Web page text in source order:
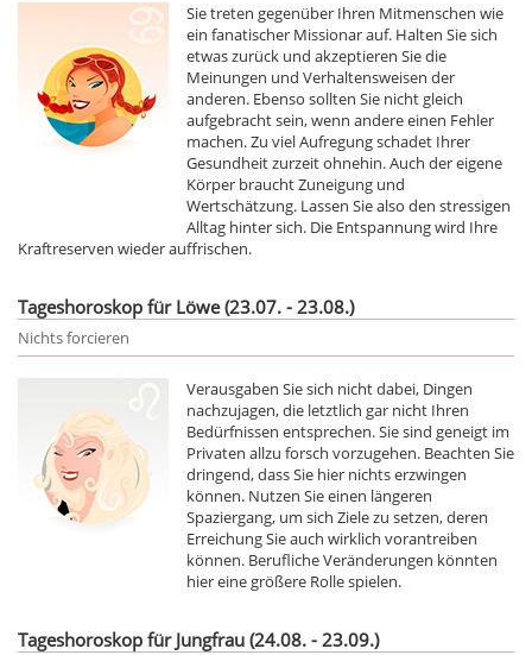
Sie treten gegenüber Ihren Mitmenschen wie
ein fanatischer Missionar auf. Halten Sie sich
etwas zurück und akzeptieren Sie die
Meinungen und Verhaltensweisen der
anderen. Ebenso sollten Sie nicht gleich
aufgebracht sein, wenn andere einen Fehler
machen. Zu viel Aufregung schadet Ihrer
Gesundheit zurzeit ohnehin. Auch der eigene
Körper braucht Zuneigung und
Wertschätzung. Lassen Sie also den stressigen
Alltag hinter sich. Die Entspannung wird Ihre
Kraftreserven wieder auffrischen.
Tageshoroskop für Löwe (23.07. - 23.08.)
Nichts forcieren
Verausgaben Sie sich nicht dabei, Dingen
nachzujagen, die letztlich gar nicht Ihren
Bedürfnissen entsprechen. Sie sind geneigt im
Privaten allzu forsch vorzugehen. Beachten Sie
dringend, dass Sie hier nichts erzwingen
können. Nutzen Sie einen längeren
Spaziergang, um sich Ziele zu setzen, deren
Erreichung Sie auch wirklich vorantreiben
können. Berufliche Veränderungen könnten
hier eine größere Rolle spielen.
Tageshoroskop für Jungfrau (24.08. - 23.09.)